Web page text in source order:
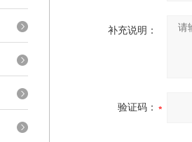
补充说明：
验证码：